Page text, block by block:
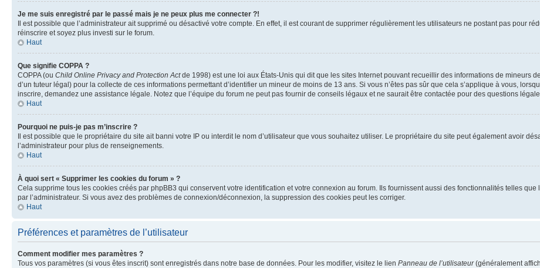
Je me suis enregistré par le passé mais je ne peux plus me connecter ?!
Il est possible que l’administrateur ait supprimé ou désactivé votre compte. En effet, il est courant de supprimer régulièrement les utilisateurs ne postant pas pour
réinscrire et soyez plus investi sur le forum.
Haut
Que signifie COPPA ?
COPPA (ou Child Online Privacy and Protection Actde 1998) est une loi aux États-Unis qui dit que les sites Internet pouvant recueillir des informations de mineurs
d’un tuteur légal) pour la collecte de ces informations permettant d’identifier un mineur de moins de 13 ans. Si vous n’êtes pas sûr que cela s’applique à vous,
inscrire, demandez une assistance légale. Notez que l’équipe du forum ne peut pas fournir de conseils légaux et ne saurait être contactée pour des questions
Haut
Pourquoi ne puis-je pas m’inscrire ?
Il est possible que le propriétaire du site ait banni votre IP ou interdit le nom d’utilisateur que vous souhaitez utiliser. Le propriétaire du site peut également avoir
l’administrateur pour plus de renseignements.
Haut
À quoi sert « Supprimer les cookies du forum » ?
Cela supprime tous les cookies créés par phpBB3 qui conservent votre identification et votre connexion au forum. Ils fournissent aussi des fonctionnalités telles
par l’administrateur. Si vous avez des problèmes de connexion/déconnexion, la suppression des cookies peut les corriger.
Haut
Préférences et paramètres de l’utilisateur
Comment modifier mes paramètres ?
Tous vos paramètres (si vous êtes inscrit) sont enregistrés dans notre base de données. Pour les modifier, visitez le lien Panneau de l’utilisateur(généralement